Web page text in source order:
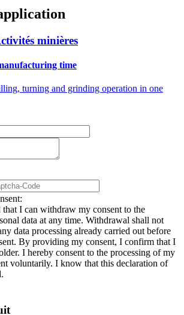
minières
time
turning and grinding operation in one
I can withdraw my consent to the
data at any time. Withdrawal shall not
data processing already carried out before
By providing my consent, I confirm that I
I hereby consent to the processing of my
voluntarily. I know that this declaration of